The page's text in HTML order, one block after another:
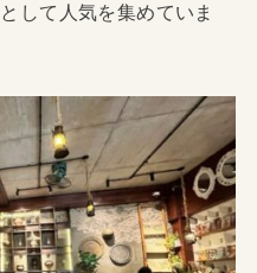
として人気を集めていま